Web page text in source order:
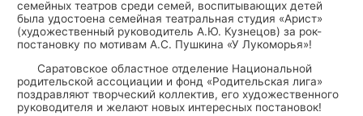
семейных театров среди семей, воспитывающих детей
была удостоена семейная театральная студия «Арист»
(художественный руководитель А.Ю. Кузнецов) за рок-
постановку по мотивам А.С. Пушкина «У Лукоморья»!
Саратовское областное отделение Национальной
родительской ассоциации и фонд «Родительская лига»
поздравляют творческий коллектив, его художественного
руководителя и желают новых интересных постановок!